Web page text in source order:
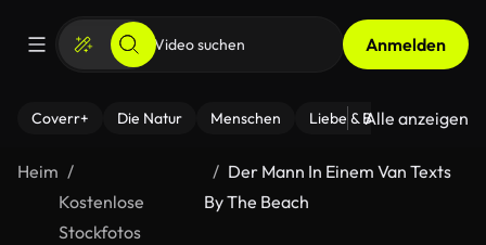
Anmelden
Coverr+ Die Natur Menschen Liebe & Beziehungen
Alle anzeigen
Heim
Kostenlose
Stockfotos
Der Mann In Einem Van Texts
By The Beach